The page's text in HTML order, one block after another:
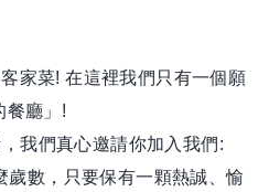
家菜! 在這裡我們只有一個願
餐廳」!
我們真心邀請你加入我們:
歲數，只要保有一顆熱誠、愉